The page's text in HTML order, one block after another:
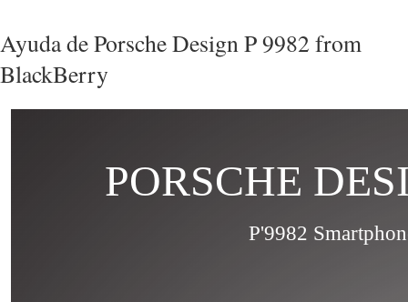
Ayuda de Porsche Design P 9982 from
BlackBerry
PORSCHE
P'9982